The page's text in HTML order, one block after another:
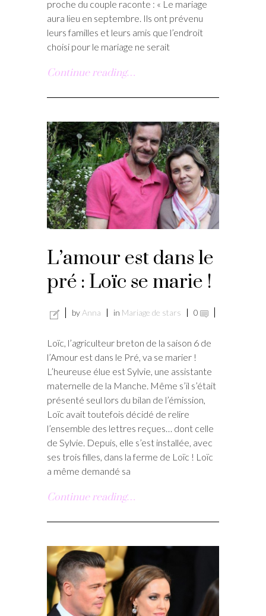
proche du couple raconte : « Le mariage
aura lieu en septembre. Ils ont prévenu
leurs familles et leurs amis que l’endroit
choisi pour le mariage ne serait
Continue reading…
L’amour est dans le
pré : Loïc se marie !
by Anna in Mariage de stars 0
Loïc, l’agriculteur breton de la saison 6 de
l’Amour est dans le Pré, va se marier !
L’heureuse élue est Sylvie, une assistante
maternelle de la Manche. Même s’il s’était
présenté seul lors du bilan de l’émission,
Loïc avait toutefois décidé de relire
l’ensemble des lettres reçues… dont celle
de Sylvie. Depuis, elle s’est installée, avec
ses trois filles, dans la ferme de Loïc ! Loïc
a même demandé sa
Continue reading…